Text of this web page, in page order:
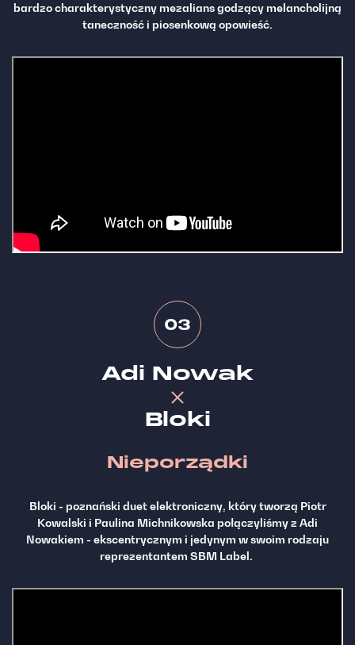
bardzo charakterystyczny mezalians godzący melancholijną
taneczność i piosenkową opowieść.
03
Adi Nowak
Bloki
Nieporządki
Bloki - poznański duet elektroniczny, który tworzą Piotr
Kowalski i Paulina Michnikowska połączyliśmy z Adi
Nowakiem - ekscentrycznym i jedynym w swoim rodzaju
reprezentantem SBM Label.